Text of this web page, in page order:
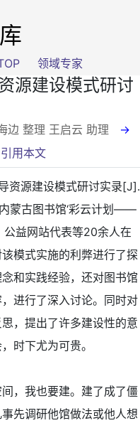
领域专家
源建设模式研讨
边 整理 王启云 助理
→
引用本文
资源建设模式研讨实录[J].
蒙古图书馆‘彩云计划——
公益网站代表等20余人在
模式实施的利弊进行了探
和实践经验，还对图书馆
进行了深入讨论。同时对
，提出了许多建设性的意
时下尤为可贵。
，我也要建。建了成了僵
先调研他馆做法或他人想